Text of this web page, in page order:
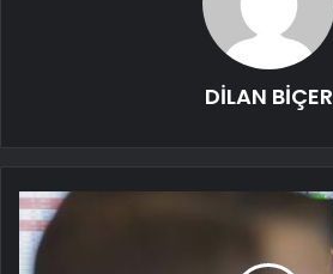
DİLAN BİÇER